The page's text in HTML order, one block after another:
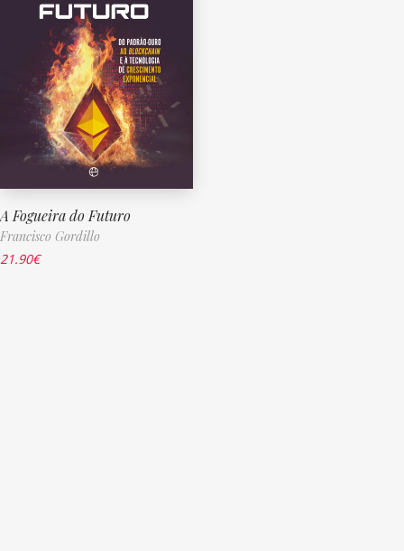
A Fogueira do Futuro
Francisco Gordillo
21.90€